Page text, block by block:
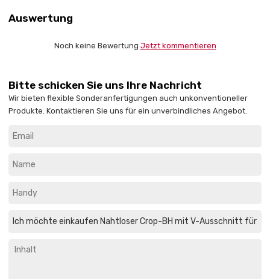
Auswertung
Noch keine Bewertung Jetzt kommentieren
Bitte schicken Sie uns Ihre Nachricht
Wir bieten flexible Sonderanfertigungen auch unkonventioneller
Produkte. Kontaktieren Sie uns für ein unverbindliches Angebot.